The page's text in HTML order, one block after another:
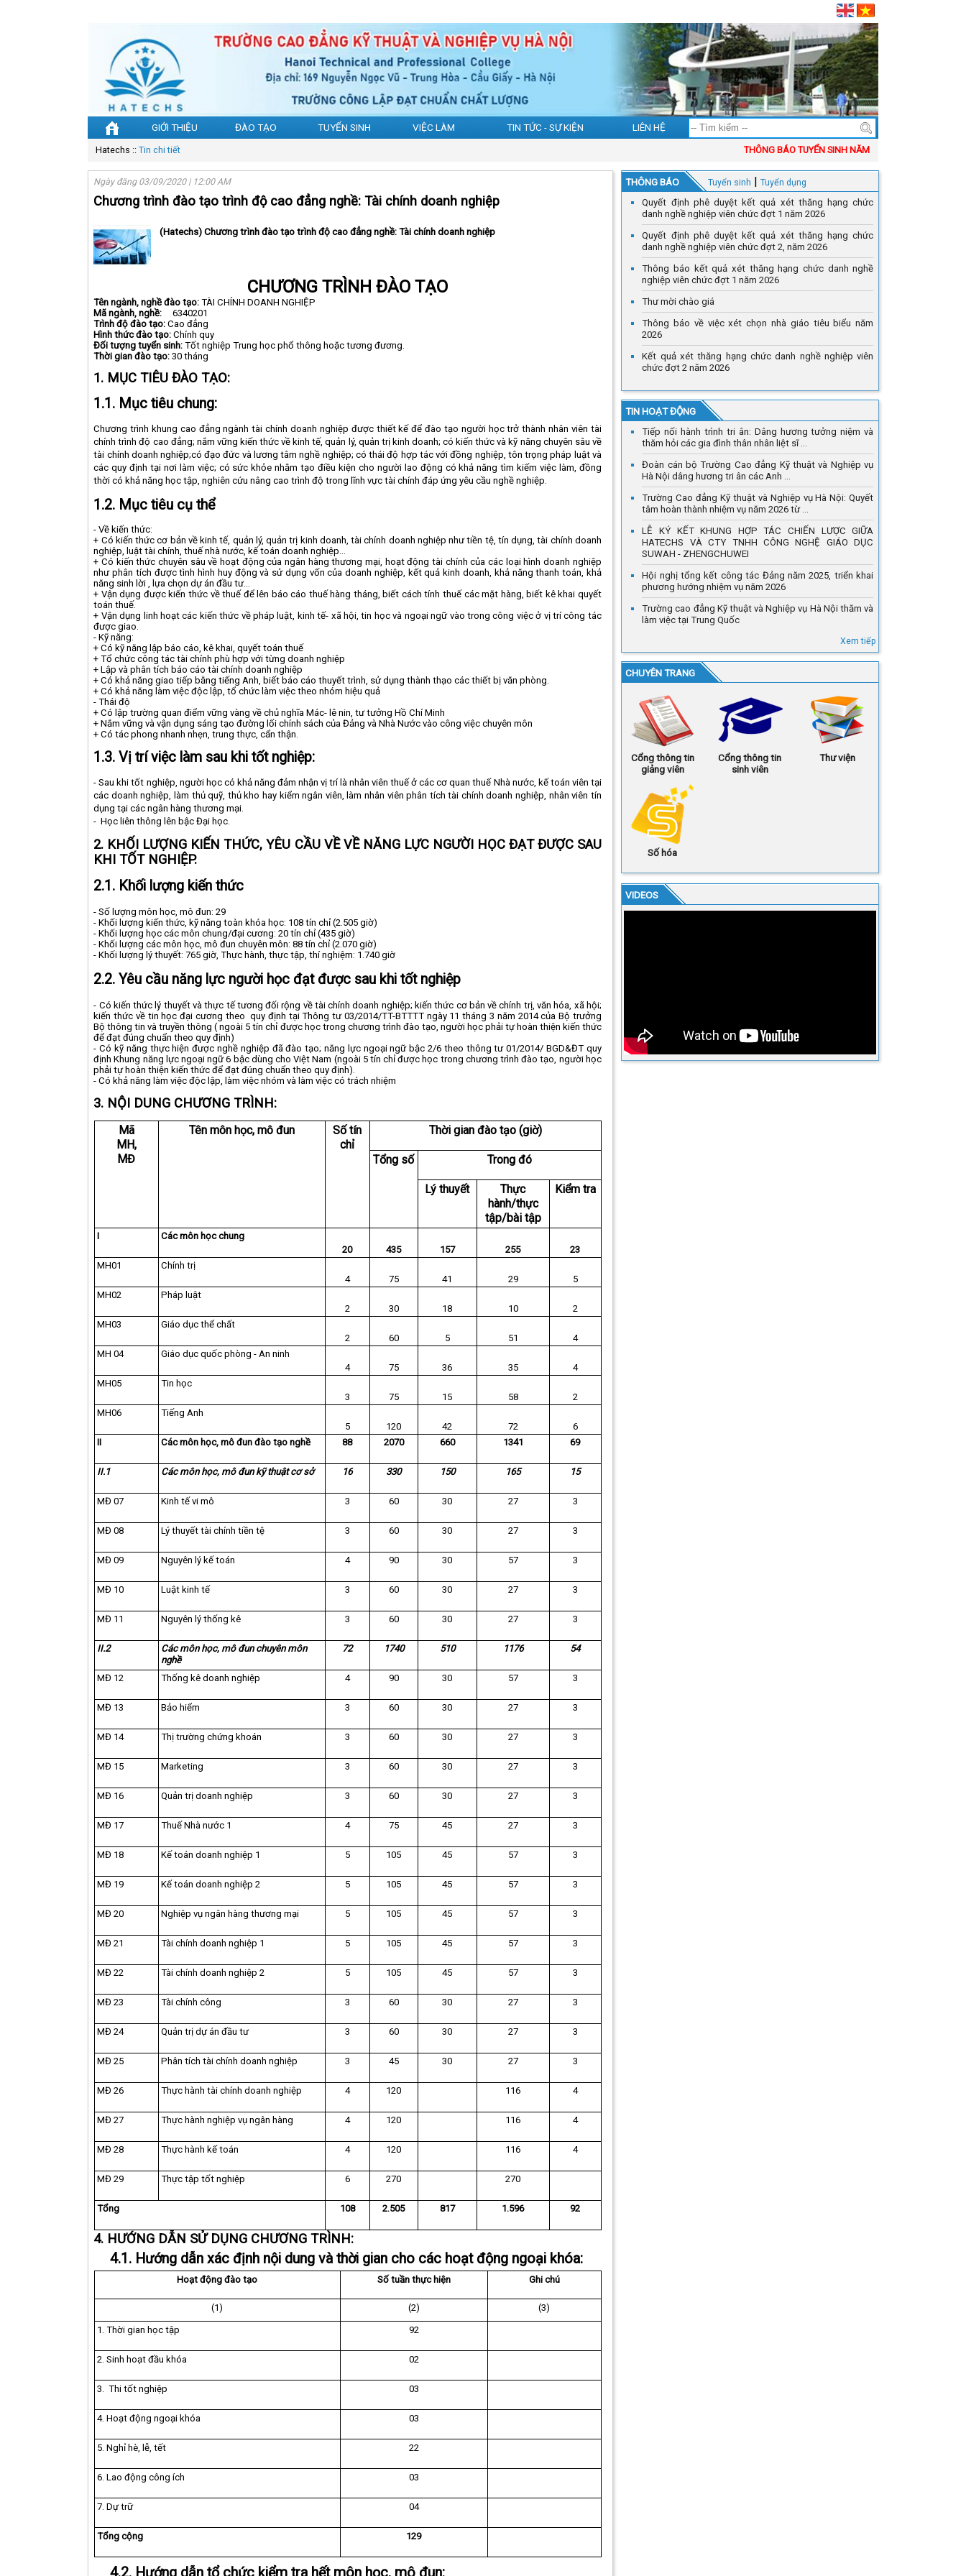
GIỚI THIỆU ĐÀO TẠO TUYỂN SINH VIỆC LÀM TIN TỨC - SỰ KIỆN LIÊN HỆ
Hatechs :: Tin chi tiết THÔNG BÁO TUYỂN SINH NĂM 2026
Ngày đăng 03/09/2020 | 12:00 AM
Chương trình đào tạo trình độ cao đẳng nghề: Tài chính doanh nghiệp
(Hatechs) Chương trình đào tạo trình độ cao đẳng nghề: Tài chính doanh nghiệp
CHƯƠNG TRÌNH ĐÀO TẠO
Tên ngành, nghề đào tạo:TÀI CHÍNH DOANH NGHIỆP
Mã ngành, nghề:
6340201
Trình độ đào tạo:Cao đẳng
Hình thức đào tạo:Chính quy
Đối tượng tuyển sinh:Tốt nghiệp Trung học phổ thông hoặc tương đương.
Thời gian đào tạo:30 tháng
1. MỤC TIÊU ĐÀO TẠO:
1.1. Mục tiêu chung:
Chương trình khung cao đẳng ngành tài chính doanh nghiệp được thiết kế để đào tạo người học trở thành nhân viên tài
chính trình độ cao đẳng; nắm vững kiến thức về kinh tế, quản lý, quản trị kinh doanh; có kiến thức và kỹ năng chuyên sâu về
tài chính doanh nghiệp;có đạo đức và lương tâm nghề nghiệp; có thái độ hợp tác với đồng nghiệp, tôn trọng pháp luật và
các quy định tại nơi làm việc; có sức khỏe nhằm tạo điều kiện cho người lao động có khả năng tìm kiếm việc làm, đồng
thời có khả năng học tập, nghiên cứu nâng cao trình độ trong lĩnh vực tài chính đáp ứng yêu cầu nghề nghiệp.
1.2. Mục tiêu cụ thể
- Về kiến thức:
+ Có kiến thức cơ bản về kinh tế, quản lý, quản trị kinh doanh, tài chính doanh nghiệp như tiền tệ, tín dụng, tài chính doanh
nghiệp, luật tài chính, thuế nhà nước, kế toán doanh nghiệp...
+ Có kiến thức chuyên sâu về hoạt động của ngân hàng thương mại, hoạt động tài chính của các loại hình doanh nghiệp
như phân tích được tình hình huy động và sử dụng vốn của doanh nghiệp, kết quả kinh doanh, khả năng thanh toán, khả
năng sinh lời , lựa chọn dự án đầu tư...
+ Vận dụng được kiến thức về thuế để lên báo cáo thuế hàng tháng, biết cách tính thuế các mặt hàng, biết kê khai quyết
toán thuế.
+ Vận dụng linh hoạt các kiến thức về pháp luật, kinh tế- xã hội, tin học và ngoại ngữ vào trong công việc ở vị trí công tác
được giao.
- Kỹ năng:
+ Có kỹ năng lập báo cáo, kê khai, quyết toán thuế
+ Tổ chức công tác tài chính phù hợp với từng doanh nghiệp
+ Lập và phân tích báo cáo tài chính doanh nghiệp
+ Có khả năng giao tiếp bằng tiếng Anh, biết báo cáo thuyết trình, sử dụng thành thạo các thiết bị văn phòng.
+ Có khả năng làm việc độc lập, tổ chức làm việc theo nhóm hiệu quả
- Thái độ
+ Có lập trường quan điểm vững vàng về chủ nghĩa Mác- lê nin, tư tưởng Hồ Chí Minh
+ Nắm vững và vận dụng sáng tạo đường lối chính sách của Đảng và Nhà Nước vào công việc chuyên môn
+ Có tác phong nhanh nhẹn, trung thực, cẩn thận.
1.3. Vị trí việc làm sau khi tốt nghiệp:
- Sau khi tốt nghiệp, người học có khả năng đảm nhận vị trí là nhân viên thuế ở các cơ quan thuế Nhà nước, kế toán viên tại
các doanh nghiệp, làm thủ quỹ, thủ kho hay kiểm ngân viên, làm nhân viên phân tích tài chính doanh nghiệp, nhân viên tín
dụng tại các ngân hàng thương mại.
- Học liên thông lên bậc Đại học.
2. KHỐI LƯỢNG KIẾN THỨC, YÊU CẦU VỀ VỀ NĂNG LỰC NGƯỜI HỌC ĐẠT ĐƯỢC SAU
KHI TỐT NGHIỆP.
2.1. Khối lượng kiến thức
- Số lượng môn học, mô đun: 29
- Khối lượng kiến thức, kỹ năng toàn khóa học: 108 tín chỉ (2.505 giờ)
- Khối lượng học các môn chung/đại cương: 20 tín chỉ (435 giờ)
- Khối lượng các môn học, mô đun chuyên môn: 88 tín chỉ (2.070 giờ)
- Khối lượng lý thuyết: 765 giờ, Thực hành, thực tập, thí nghiệm: 1.740 giờ
2.2. Yêu cầu năng lực người học đạt được sau khi tốt nghiệp
- Có kiến thức lý thuyết và thực tế tương đối rộng về tài chính doanh nghiệp; kiến thức cơ bản về chính trị, văn hóa, xã hội;
kiến thức về tin học đại cương theo quy định tại Thông tư 03/2014/TT-BTTTT ngày 11 tháng 3 năm 2014 của Bộ trưởng
Bộ thông tin và truyền thông ( ngoài 5 tín chỉ được học trong chương trình đào tạo, người học phải tự hoàn thiện kiến thức
để đạt đúng chuẩn theo quy định)
- Có kỹ năng thực hiện được nghề nghiệp đã đào tạo; năng lực ngoại ngữ bậc 2/6 theo thông tư 01/2014/ BGD&ĐT quy
định Khung năng lực ngoại ngữ 6 bậc dùng cho Việt Nam (ngoài 5 tín chỉ được học trong chương trình đào tạo, người học
phải tự hoàn thiện kiến thức để đạt đúng chuẩn theo quy định).
- Có khả năng làm việc độc lập, làm việc nhóm và làm việc có trách nhiệm
3. NỘI DUNG CHƯƠNG TRÌNH:
Mã
MH,
MĐ
Tên môn học, mô đun
Số tín
chỉ
Thời gian đào tạo (giờ)
Tổng số Trong đó
Lý thuyết
Thực
hành/thực
tập/bài tập
Kiểm tra
I
Các môn học chung
20
435 157 255
23
MH01
Chính trị
4
75 41 29
5
MH02
Pháp luật
2
30 18 10
2
MH03
Giáo dục thể chất
2
60 5 51
4
MH 04
Giáo dục quốc phòng - An ninh
4
75 36 35
4
MH05
Tin học
3
75 15 58
2
MH06
Tiếng Anh
5
120 42 72
6
II
Các môn học, mô đun đào tạo nghề 88 2070 660 1341 69
II.1 Các môn học, mô đun kỹ thuật cơ sở 16 330 150 165 15
MĐ 07 Kinh tế vi mô 3 60 30 27 3
MĐ 08 Lý thuyết tài chính tiền tệ 3 60 30 27 3
MĐ 09 Nguyên lý kế toán 4 90 30 57 3
MĐ 10 Luật kinh tế 3 60 30 27 3
MĐ 11 Nguyên lý thống kê 3 60 30 27 3
II.2
Các môn học, mô đun chuyên môn
nghề
72 1740 510 1176 54
MĐ 12 Thống kê doanh nghiệp 4 90 30 57 3
MĐ 13 Bảo hiểm 3 60 30 27 3
MĐ 14 Thị trường chứng khoán 3 60 30 27 3
MĐ 15 Marketing 3 60 30 27 3
MĐ 16 Quản trị doanh nghiệp 3 60 30 27 3
MĐ 17 Thuế Nhà nước 1 4 75 45 27 3
MĐ 18 Kế toán doanh nghiệp 1 5 105 45 57 3
MĐ 19 Kế toán doanh nghiệp 2 5 105 45 57 3
MĐ 20 Nghiệp vụ ngân hàng thương mại 5 105 45 57 3
MĐ 21 Tài chính doanh nghiệp 1 5 105 45 57 3
MĐ 22 Tài chính doanh nghiệp 2 5 105 45 57 3
MĐ 23 Tài chính công 3 60 30 27 3
MĐ 24 Quản trị dự án đầu tư 3 60 30 27 3
MĐ 25 Phân tích tài chính doanh nghiệp 3 45 30 27 3
MĐ 26 Thực hành tài chính doanh nghiệp 4 120 116 4
MĐ 27 Thực hành nghiệp vụ ngân hàng 4 120 116 4
MĐ 28 Thực hành kế toán 4 120 116 4
MĐ 29 Thực tập tốt nghiệp 6 270 270
Tổng 108 2.505 817 1.596 92
4. HƯỚNG DẪN SỬ DỤNG CHƯƠNG TRÌNH:
4.1. Hướng dẫn xác định nội dung và thời gian cho các hoạt động ngoại khóa:
Hoạt động đào tạo Số tuần thực hiện Ghi chú
(1) (2) (3)
1. Thời gian học tập 92
2. Sinh hoạt đầu khóa 02
3. Thi tốt nghiệp 03
4. Hoạt động ngoại khóa 03
5. Nghỉ hè, lễ, tết 22
6. Lao động công ích 03
7. Dự trữ 04
Tổng cộng 129
THÔNG BÁO Tuyển sinh
Tuyển dụng
Quyết định phê duyệt kết quả xét thăng hạng chức
danh nghề nghiệp viên chức đợt 1 năm 2026
Quyết định phê duyệt kết quả xét thăng hạng chức
danh nghề nghiệp viên chức đợt 2, năm 2026
Thông báo kết quả xét thăng hạng chức danh nghề
nghiệp viên chức đợt 1 năm 2026
Thư mời chào giá
Thông báo về việc xét chọn nhà giáo tiêu biểu năm
2026
Kết quả xét thăng hạng chức danh nghề nghiệp viên
chức đợt 2 năm 2026
TIN HOẠT ĐỘNG
Tiếp nối hành trình tri ân: Dâng hương tưởng niệm và
thăm hỏi các gia đình thân nhân liệt sĩ ...
Đoàn cán bộ Trường Cao đẳng Kỹ thuật và Nghiệp vụ
Hà Nội dâng hương tri ân các Anh ...
Trường Cao đẳng Kỹ thuật và Nghiệp vụ Hà Nội: Quyết
tâm hoàn thành nhiệm vụ năm 2026 từ ...
LỄ KÝ KẾT KHUNG HỢP TÁC CHIẾN LƯỢC GIỮA
HATECHS VÀ CTY TNHH CÔNG NGHỆ GIÁO DỤC
SUWAH - ZHENGCHUWEI
Hội nghị tổng kết công tác Đảng năm 2025, triển khai
phương hướng nhiệm vụ năm 2026
Trường cao đẳng Kỹ thuật và Nghiệp vụ Hà Nội thăm và
làm việc tại Trung Quốc
Xem tiếp
CHUYÊN TRANG
Cổng thông tin
giảng viên
Cổng thông tin
sinh viên
Thư viện
Số hóa
VIDEOS